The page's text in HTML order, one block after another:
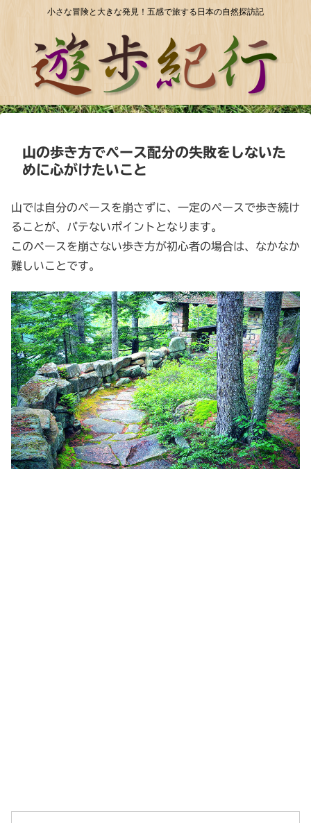
小さな冒険と大きな発見！五感で旅する日本の自然探訪記
山の歩き方でペース配分の失敗をしないた
めに心がけたいこと
山では自分のぺースを崩さずに、一定のペースで歩き続け
ることが、パテないポイントとなります。
このペースを崩さない歩き方が初心者の場合は、なかなか
難しいことです。